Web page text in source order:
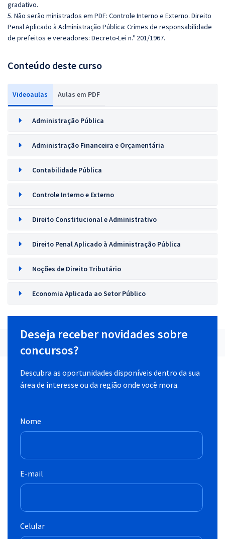
gradativo.
5. Não serão ministrados em PDF: Controle Interno e Externo. Direito
Penal Aplicado à Administração Pública: Crimes de responsabilidade
de prefeitos e vereadores: Decreto-Lei n.º 201/1967.
Conteúdo deste curso
Videoaulas Aulas em PDF
Administração Pública
Administração Financeira e Orçamentária
Contabilidade Pública
Controle Interno e Externo
Direito Constitucional e Administrativo
Direito Penal Aplicado à Administração Pública
Noções de Direito Tributário
Economia Aplicada ao Setor Público
Deseja receber novidades sobre
concursos?
Descubra as oportunidades disponíveis dentro da sua
área de interesse ou da região onde você mora.
Nome
E-mail
Celular